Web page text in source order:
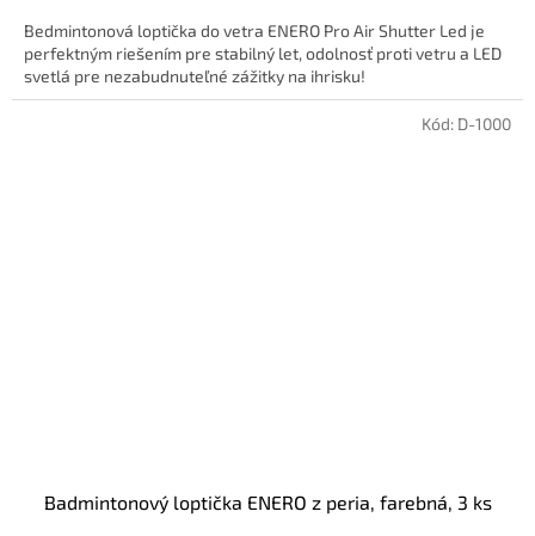
Bedmintonová loptička do vetra ENERO Pro Air Shutter Led je
perfektným riešením pre stabilný let, odolnosť proti vetru a LED
svetlá pre nezabudnuteľné zážitky na ihrisku!
Badmintonový loptička ENERO z peria, farebná, 3 ks
Kód: D-1000